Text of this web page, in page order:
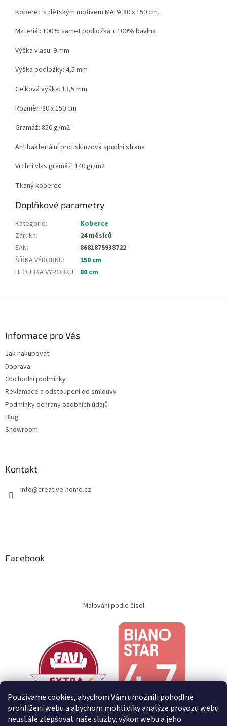
Používáme cookies, abychom Vám umožnili pohodlné
prohlížení webu a abychom mohli díky analýze provozu webu
neustále zlepšovat naše služby, výkon webu a jeho
Koberec s dětským motivem MAPA 80 x 150 cm.
Materiál: 100% samet podložka + 100% bavlna
Výška vlasu: 9 mm
Výška podložky: 4,5 mm
Celková výška: 13,5 mm
Rozměr: 80 x 150 cm
Gramáž: 850 g/m2
Antibakteriální protiskluzová spodní strana
Vrchní vlas gramáž: 140 gr/m2
Tkaný koberec
Doplňkové parametry
Kategorie:
Koberce
Záruka:
24 měsíců
EAN:
8681875938722
ŠÍŘKA VÝROBKU:
150 cm
HLOUBKA VÝROBKU: 80 cm
Informace pro Vás
Jak nakupovat
Doprava
Obchodní podmínky
Reklamace a odstoupení od smlouvy
Podmínky ochrany osobních údajů
Blog
Showroom
Kontakt
info@creative-home.cz
Facebook
Malování podle čísel